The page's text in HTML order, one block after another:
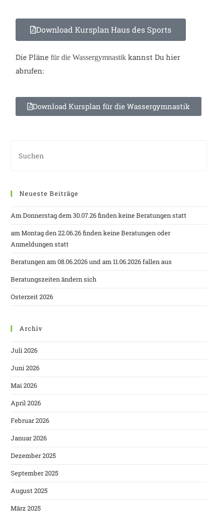
Download Kursplan Haus des Sports
Die Plänefür die Wassergymnastikkannst Du hier
abrufen:
Download Kursplan für die Wassergymnastik
Neueste Beiträge
Am Donnerstag dem 30.07.26 finden keine Beratungen statt
am Montag den 22.06.26 finden keine Beratungen oder
Anmeldungen statt
Beratungen am 08.06.2026 und am 11.06.2026 fallen aus
Beratungszeiten ändern sich
Osterzeit 2026
Archiv
Juli 2026
Juni 2026
Mai 2026
April 2026
Februar 2026
Januar 2026
Dezember 2025
September 2025
August 2025
März 2025